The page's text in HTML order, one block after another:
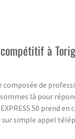
à
composée de
là pour
50 prend
simple appel